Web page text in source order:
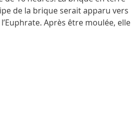
de la brique serait apparu vers
Après être moulée, elle